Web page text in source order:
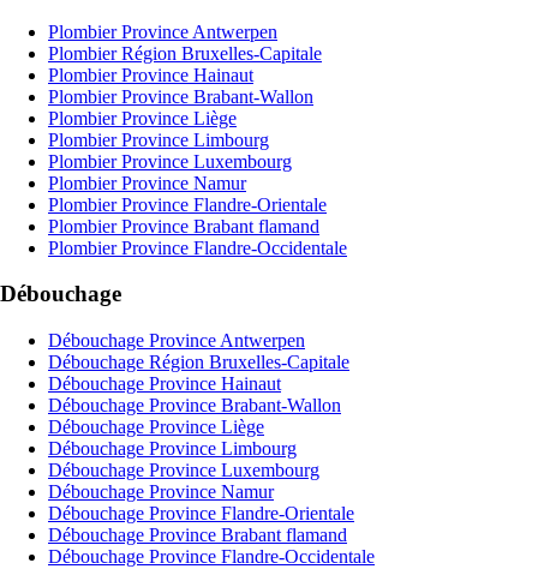
Plombier Province Antwerpen
Plombier Région Bruxelles-Capitale
Plombier Province Hainaut
Plombier Province Brabant-Wallon
Plombier Province Liège
Plombier Province Limbourg
Plombier Province Luxembourg
Plombier Province Namur
Plombier Province Flandre-Orientale
Plombier Province Brabant flamand
Plombier Province Flandre-Occidentale
Débouchage
Débouchage Province Antwerpen
Débouchage Région Bruxelles-Capitale
Débouchage Province Hainaut
Débouchage Province Brabant-Wallon
Débouchage Province Liège
Débouchage Province Limbourg
Débouchage Province Luxembourg
Débouchage Province Namur
Débouchage Province Flandre-Orientale
Débouchage Province Brabant flamand
Débouchage Province Flandre-Occidentale